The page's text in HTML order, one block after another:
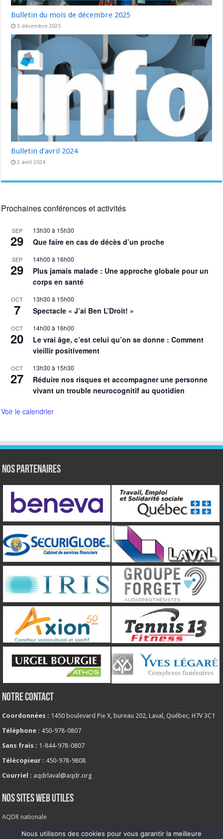
Bulletin du mois de décembre 2025
3 décembre 2025
Bulletin d’avril 2024
2 avril 2024
Prochaines conférences et activités
SEP
29
13h30 à 15h30
Que faire en cas de décès d’un proche
SEP
29
14h00 à 16h00
Plus jamais malade : Une approche globale pour un
corps en santé
OCT
7
13h30 à 15h00
Spectacle « J’ai Ben L’Droit! »
OCT
20
14h00 à 16h00
Le vrai âge, c’est celui qu’on se donne : Comment
vieillir positivement
OCT
27
13h30 à 15h30
Réduire nos risques et accompagner une personne
vivant un trouble neurocognitif au quotidien
Voir le calendrier
NOS PARTENAIRES
NOTRE CONTACT
Coordonnées : 1450 boulevard Pie X, bureau 202, Laval, Québec, H7V 3C1
Téléphone : 450-978-0807
Sans frais : 1-844-978-0807
Télécopieur : 450-978-9808
Courriel : aqdrlaval@aqdr.org
NOS SITES WEB UTILES
AQDR nationale
Nous utilisons des cookies pour vous garantir la meilleure